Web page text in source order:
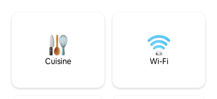
Cuisine Wi-Fi